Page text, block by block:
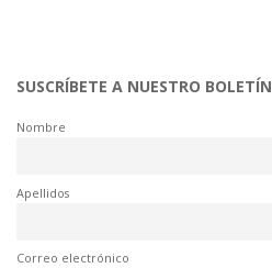
SUSCRÍBETE A NUESTRO BOLETÍN
Nombre
Apellidos
Correo electrónico